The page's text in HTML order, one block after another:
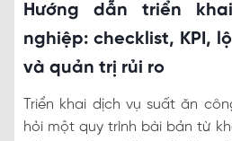
Hướng dẫn triển
nghiệp: checklist, KPI,
và quản trị rủi ro
Triển khai dịch vụ suất ăn
hỏi một quy trình bài bản từ